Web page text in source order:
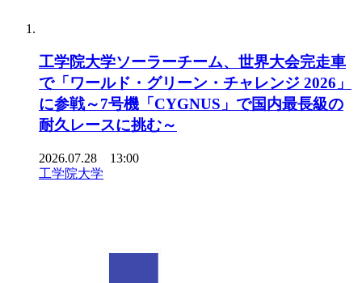
工学院大学ソーラーチーム、世界大会完走車
で「ワールド・グリーン・チャレンジ 2026」
に参戦～7号機「CYGNUS」で国内最長級の
耐久レースに挑む～
2026.07.28 13:00
工学院大学